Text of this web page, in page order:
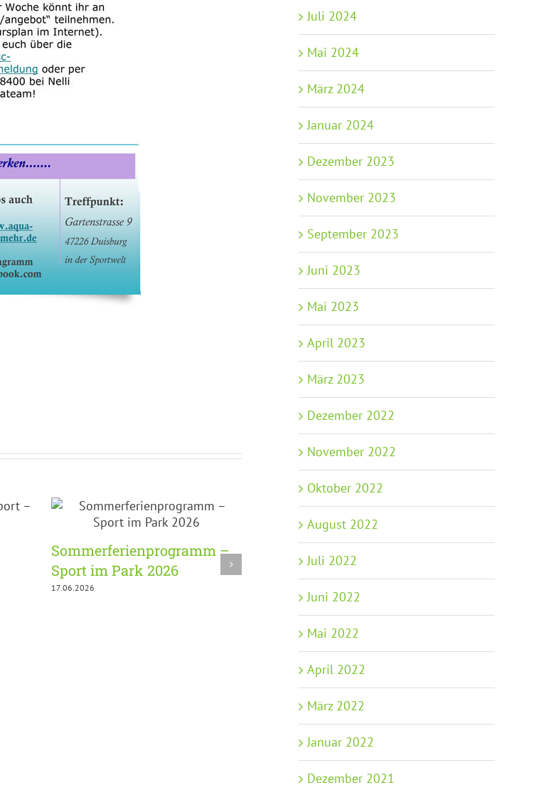
Sommerferienprogramm –
Sport im Park 2026
17.06.2026
Info-Update: Bildung und
Übernahme Pater Tobias
Juli 2024
Mai 2024
März 2024
Januar 2024
Dezember 2023
November 2023
September 2023
Juni 2023
Mai 2023
April 2023
März 2023
Dezember 2022
November 2022
Oktober 2022
August 2022
Juli 2022
Juni 2022
Mai 2022
April 2022
März 2022
Januar 2022
Dezember 2021